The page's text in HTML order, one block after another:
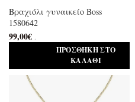
Βραχιόλι γυναικείο Boss
1580642
99,00€ .
ΠΡΟΣΘΉΚΗ ΣΤΟ
ΚΑΛΆΘΙ